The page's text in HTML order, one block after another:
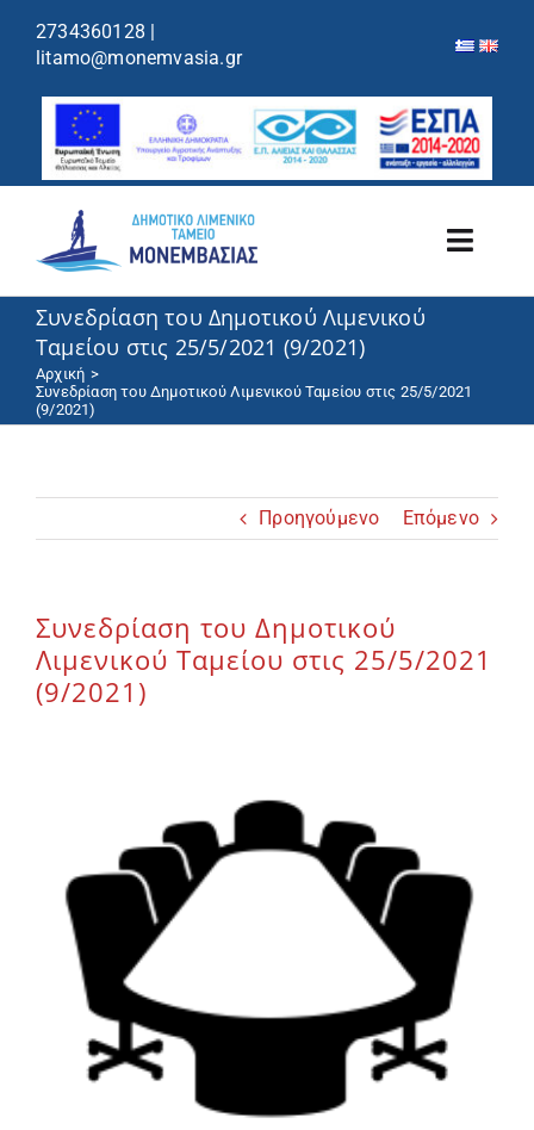
2734360128 |
litamo@monemvasia.gr
Λιμενικό Ταμείο
Λιμάνια/Ελλιμενισμός
Ανακοινώσεις
Συνεδρίαση του Δημοτικού Λιμενικού
Ταμείου στις 25/5/2021 (9/2021)
Αρχική
Συνεδρίαση του Δημοτικού Λιμενικού Ταμείου στις 25/5/2021
(9/2021)
Προηγούμενο Επόμενο
Συνεδρίαση του Δημοτικού
Λιμενικού Ταμείου στις 25/5/2021
(9/2021)